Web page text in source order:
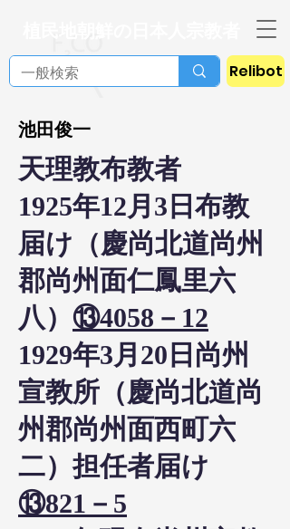
Relibot
池田俊一
天理教布教者
1925年12月3日布教
届け（慶尚北道尚州
郡尚州面仁鳳里六
八） ⑬4058－12
1929年3月20日尚州
宣教所（慶尚北道尚
州郡尚州面西町六
二）担任者届け
⑬821－5